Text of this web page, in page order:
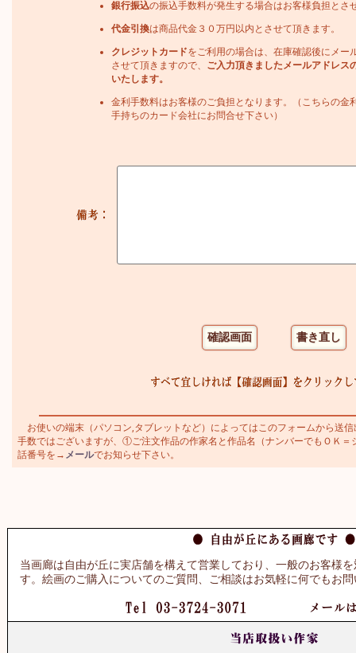
銀行振込の振込手数料が発生する場合はお客様負担とさ
代金引換は商品代金３０万円以内とさせて頂きます。
クレジットカードをご利用の場合は、在庫確認後にメー
させて頂きますので、
ご入力頂きましたメールアドレス
いたします。
金利手数料はお客様のご負担となります。（こちらの金
手持ちのカード会社にお問合せ下さい）
お使いの端末（パソコン,タブレットなど）によってはこのフォームから送
手数ではございますが、①ご注文作品の作家名と作品名（ナンバーでもＯＫ
話番号を→ メールでお知らせ下さい。
当画廊は自由が丘に実店舗を構えて営業しており、一般のお客様
す。絵画のご購入についてのご質問、ご相談はお気軽に何でもお